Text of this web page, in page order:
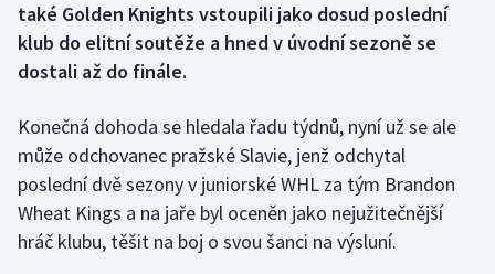
Dostihy
Futsal
Golf
Gymnastika
také Golden Knights vstoupili jako dosud poslední
klub do elitní soutěže a hned v úvodní sezoně se
dostali až do finále.
Konečná dohoda se hledala řadu týdnů, nyní už se ale
může odchovanec pražské Slavie, jenž odchytal
poslední dvě sezony v juniorské WHL za tým Brandon
Wheat Kings a na jaře byl oceněn jako nejužitečnější
hráč klubu, těšit na boj o svou šanci na výsluní.